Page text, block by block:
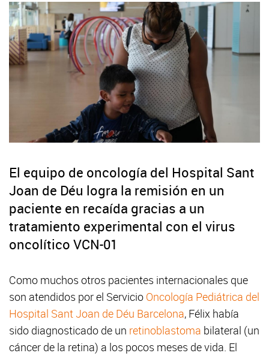
El equipo de oncología del Hospital Sant
Joan de Déu logra la remisión en un
paciente en recaída gracias a un
tratamiento experimental con el virus
oncolítico VCN-01
Como muchos otros pacientes internacionales que
son atendidos por el Servicio Oncología Pediátrica del
Hospital Sant Joan de Déu Barcelona, Félix había
sido diagnosticado de un retinoblastoma bilateral (un
cáncer de la retina) a los pocos meses de vida. El